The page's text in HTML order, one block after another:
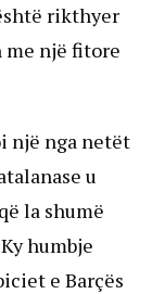
rikthyer
me një fitore
një nga netët
u
la shumë
humbje
e Barçës